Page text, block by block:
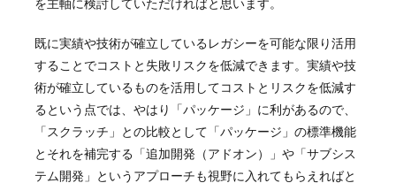
既に実績や技術が確立しているレガシーを可能な限り活用
することでコストと失敗リスクを低減できます。実績や技
術が確立しているものを活用してコストとリスクを低減す
るという点では、やはり「パッケージ」に利があるので、
「スクラッチ」との比較として「パッケージ」の標準機能
とそれを補完する 「追加開発（アドオン）」や「サブシス
テム開発」というアプローチも視野に入れてもらえればと